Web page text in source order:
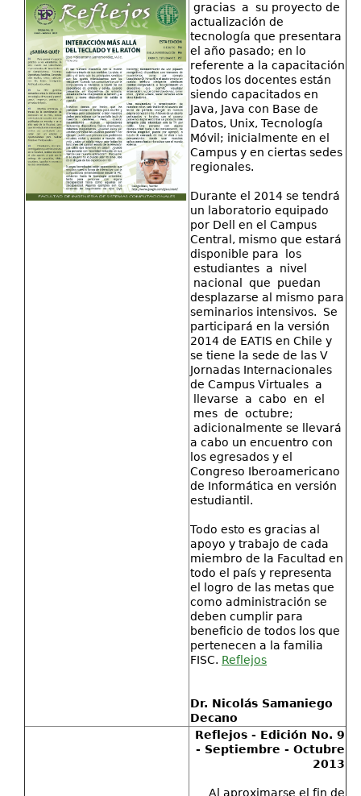
gracias a su proyecto de
actualización de
tecnología que presentara
el año pasado; en lo
referente a la capacitación
todos los docentes están
siendo capacitados en
Java, Java con Base de
Datos, Unix, Tecnología
Móvil; inicialmente en el
Campus y en ciertas sedes
regionales.
Durante el 2014 se tendrá
un laboratorio equipado
por Dell en el Campus
Central, mismo que estará
disponible para los
estudiantes a nivel
nacional que puedan
desplazarse al mismo para
seminarios intensivos. Se
participará en la versión
2014 de EATIS en Chile y
se tiene la sede de las V
Jornadas Internacionales
de Campus Virtuales a
llevarse a cabo en el
mes de octubre;
adicionalmente se llevará
a cabo un encuentro con
los egresados y el
Congreso Iberoamericano
de Informática en versión
estudiantil.
Todo esto es gracias al
apoyo y trabajo de cada
miembro de la Facultad en
todo el país y representa
el logro de las metas que
como administración se
deben cumplir para
beneﬁcio de todos los que
pertenecen a la familia
FISC. Reflejos
Dr. Nicolás Samaniego
Decano
Reflejos - Edición No. 9
- Septiembre - Octubre
2013
Al aproximarse el fin de